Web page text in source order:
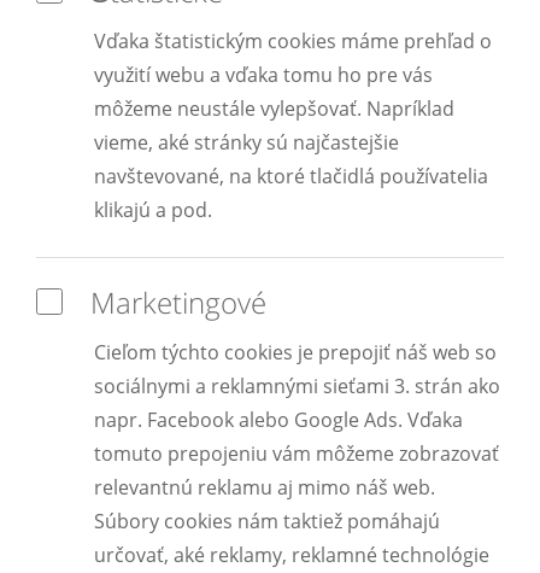
Vďaka štatistickým cookies máme prehľad o
využití webu a vďaka tomu ho pre vás
môžeme neustále vylepšovať. Napríklad
vieme, aké stránky sú najčastejšie
navštevované, na ktoré tlačidlá používatelia
klikajú a pod.
Marketingové
Cieľom týchto cookies je prepojiť náš web so
sociálnymi a reklamnými sieťami 3. strán ako
napr. Facebook alebo Google Ads. Vďaka
tomuto prepojeniu vám môžeme zobrazovať
relevantnú reklamu aj mimo náš web.
Súbory cookies nám taktiež pomáhajú
určovať, aké reklamy, reklamné technológie